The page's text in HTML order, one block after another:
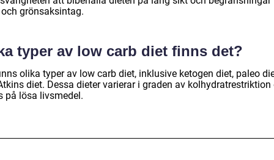
grönsaksintag.
typer av low carb diet finns det?
olika typer av low carb diet, inklusive ketogen diet, paleo
diet. Dessa dieter varierar i graden av kolhydratrestriktion
på lösa livsmedel.